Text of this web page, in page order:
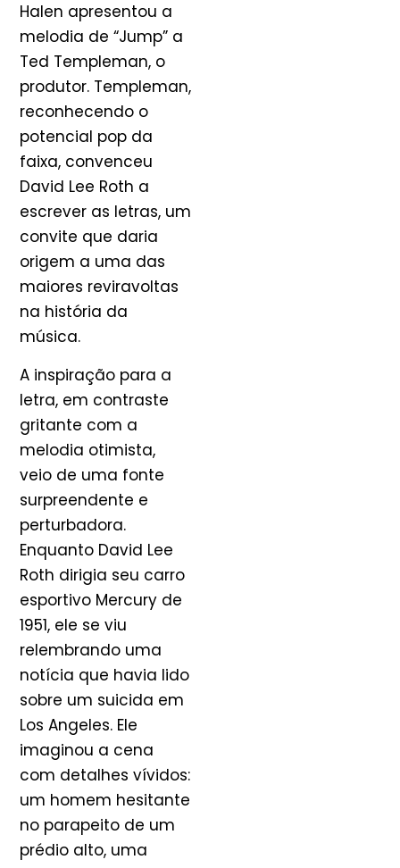
Halen apresentou a
melodia de “Jump” a
Ted Templeman, o
produtor. Templeman,
reconhecendo o
potencial pop da
faixa, convenceu
David Lee Roth a
escrever as letras, um
convite que daria
origem a uma das
maiores reviravoltas
na história da
música.
A inspiração para a
letra, em contraste
gritante com a
melodia otimista,
veio de uma fonte
surpreendente e
perturbadora.
Enquanto David Lee
Roth dirigia seu carro
esportivo Mercury de
1951, ele se viu
relembrando uma
notícia que havia lido
sobre um suicida em
Los Angeles. Ele
imaginou a cena
com detalhes vívidos:
um homem hesitante
no parapeito de um
prédio alto, uma